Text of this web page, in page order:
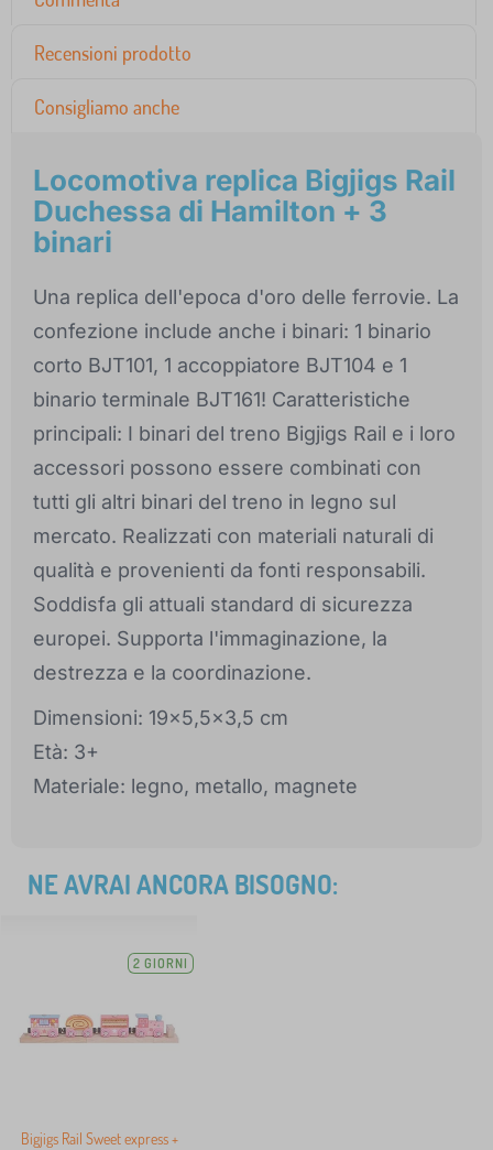
Recensioni prodotto
Consigliamo anche
Locomotiva replica Bigjigs Rail
Duchessa di Hamilton + 3
binari
Una replica dell'epoca d'oro delle ferrovie. La
confezione include anche i binari: 1 binario
corto BJT101, 1 accoppiatore BJT104 e 1
binario terminale BJT161! Caratteristiche
principali: I binari del treno Bigjigs Rail e i loro
accessori possono essere combinati con
tutti gli altri binari del treno in legno sul
mercato. Realizzati con materiali naturali di
qualità e provenienti da fonti responsabili.
Soddisfa gli attuali standard di sicurezza
europei. Supporta l'immaginazione, la
destrezza e la coordinazione.
Dimensioni: 19x5,5x3,5 cm
Età: 3+
Materiale: legno, metallo, magnete
NE AVRAI ANCORA BISOGNO:
2 GIORNI
Bigjigs Rail Sweet express +